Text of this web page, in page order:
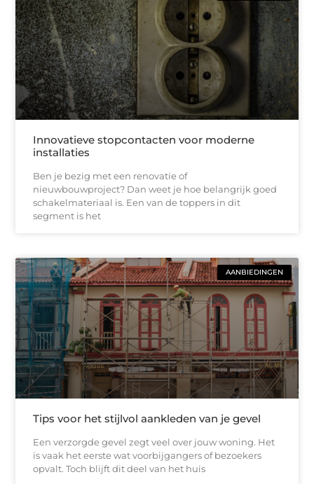
Innovatieve stopcontacten voor moderne
installaties
Ben je bezig met een renovatie of
nieuwbouwproject? Dan weet je hoe belangrijk goed
schakelmateriaal is. Een van de toppers in dit
segment is het
AANBIEDINGEN
Tips voor het stijlvol aankleden van je gevel
Een verzorgde gevel zegt veel over jouw woning. Het
is vaak het eerste wat voorbijgangers of bezoekers
opvalt. Toch blijft dit deel van het huis